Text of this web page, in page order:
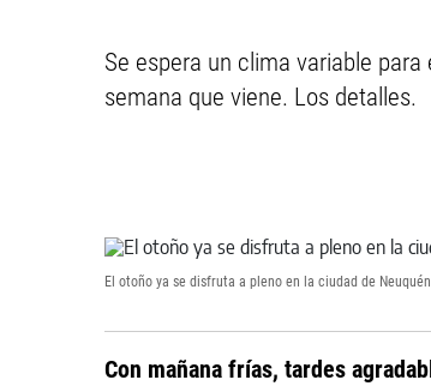
Se espera un clima variable
semana que viene. Los detalles.
El otoño ya se disfruta a pleno en la ciudad de
Con mañana frías, tardes